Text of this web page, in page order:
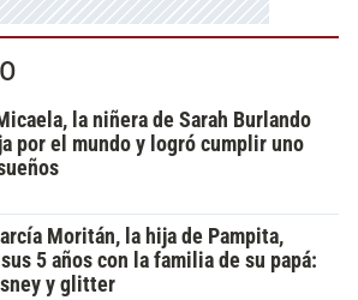
la niñera de Sarah Burlando
por el mundo y logró cumplir uno
Moritán, la hija de Pampita,
5 años con la familia de su papá:
y glitter